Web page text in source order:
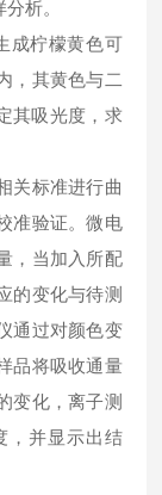
析。
成柠檬黄色可
，其黄色与二
其吸光度，求
关标准进行曲
准验证。微电
，当加入所配
的变化与待测
通过对颜色变
品将吸收通量
变化，离子测
，并显示出结